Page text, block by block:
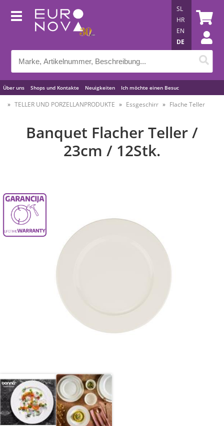
Über uns Shops und Kontakte Neuigkeiten Ich möchte einen Besuc
Nützliche Tipps
SL
HR
EN
DE
TELLER UND PORZELLANPRODUKTE Essgeschirr Flache Teller
Banquet Flacher Teller /
23cm / 12Stk.